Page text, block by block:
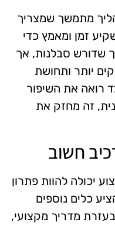
מתמשך שמצריך
זמן ומאמץ כדי
שדורש סבלנות, אך
יותר ותחושת
רואה את השיפור
זה מחזק את
חשוב
יכולה להוות פתרון
כלים נוספים
מדריך מקצועי,